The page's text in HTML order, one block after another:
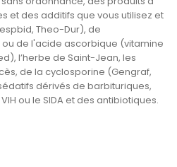
et des additifs que vous utilisez et
Theo-Dur), de
de l'acide ascorbique (vitamine
l’herbe de Saint-Jean, les
de la cyclosporine (Gengraf,
dérivés de barbituriques,
ou le SIDA et des antibiotiques.